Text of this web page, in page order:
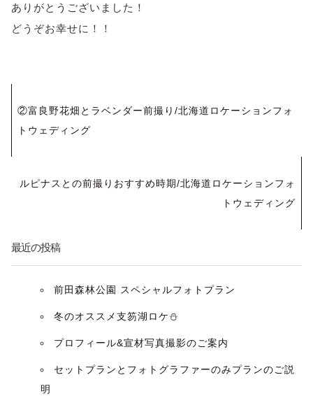
ありがとうございました！
どうぞお幸せに！！
投
稿
ナ
ビ
ー
②富良野花畑とラベンダー前撮り/北海道ロケーションフォ
トウェディング
ルピナスとの前撮りおすすめ時期/北海道ロケーションフォ
トウェディング
最近の投稿
前田森林公園 スペシャルフォトプラン
冬のオススメ支笏湖ロケ⛄️
プロフィール&宣材写真撮影のご案内
セットプランとフォトグラファーのみプランのご説
明